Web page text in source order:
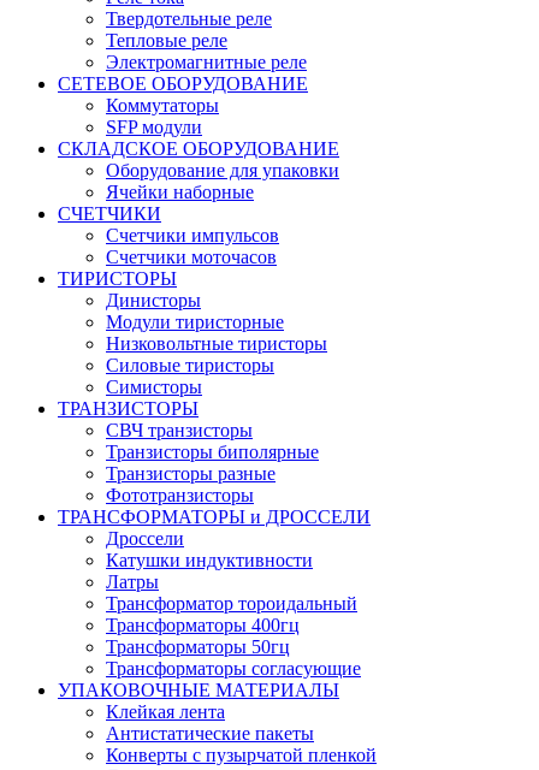
Твердотельные реле
Тепловые реле
Электромагнитные реле
СЕТЕВОЕ ОБОРУДОВАНИЕ
Коммутаторы
SFP модули
СКЛАДСКОЕ ОБОРУДОВАНИЕ
Оборудование для упаковки
Ячейки наборные
СЧЕТЧИКИ
Счетчики импульсов
Счетчики моточасов
ТИРИСТОРЫ
Динисторы
Модули тиристорные
Низковольтные тиристоры
Силовые тиристоры
Симисторы
ТРАНЗИСТОРЫ
СВЧ транзисторы
Транзисторы биполярные
Транзисторы разные
Фототранзисторы
ТРАНСФОРМАТОРЫ и ДРОССЕЛИ
Дроссели
Катушки индуктивности
Латры
Трансформатор тороидальный
Трансформаторы 400гц
Трансформаторы 50гц
Трансформаторы согласующие
УПАКОВОЧНЫЕ МАТЕРИАЛЫ
Клейкая лента
Антистатические пакеты
Конверты с пузырчатой пленкой